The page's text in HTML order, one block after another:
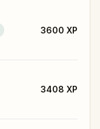
3600 XP
3408 XP